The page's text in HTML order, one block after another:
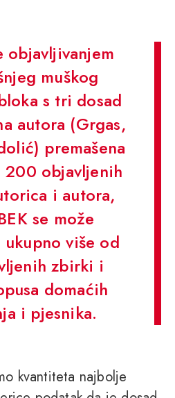
objavljivanjem
muškog
s tri dosad
autora (Grgas,
premašena
objavljenih
i autora,
se može
više od
zbirki i
domaćih
i pjesnika.
kvantiteta najbolje